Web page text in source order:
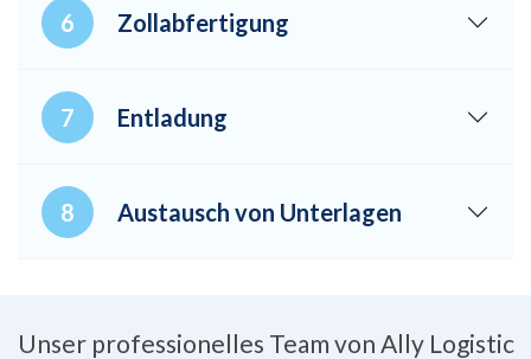
Zollabfertigung
Entladung
Austausch von Unterlagen
Unser professionelles Team von Ally Logistic